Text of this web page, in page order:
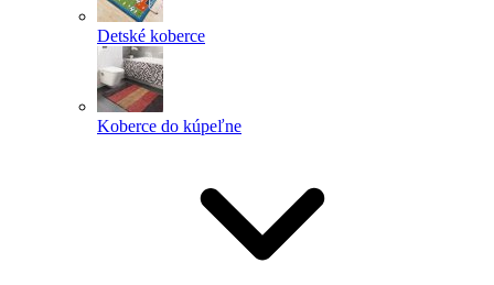
Detské koberce
Koberce do kúpeľne